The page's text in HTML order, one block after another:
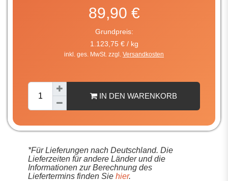
89,90 €
Grundpreis:
1.123,75 € / kg
inkl. ges. MwSt. zzgl. Versandkosten
IN DEN WARENKORB
*Für Lieferungen nach Deutschland. Die
Lieferzeiten für andere Länder und die
Informationen zur Berechnung des
Liefertermins finden Sie hier.